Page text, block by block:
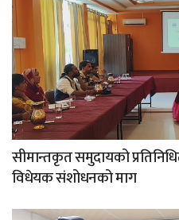
सीमान्तकृत समुदायको
विधेयक संशोधनको माग